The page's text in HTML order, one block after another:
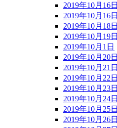
2019年10月16日
2019年10月16日
2019年10月18日
2019年10月19日
2019年10月1日
2019年10月20日
2019年10月21日
2019年10月22日
2019年10月23日
2019年10月24日
2019年10月25日
2019年10月26日